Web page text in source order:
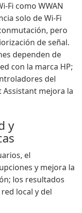
Fi como WWAN
solo de Wi-Fi
pero
de señal.
dependen de
con la marca HP;
del
mejora la
y
el
y mejora la
los resultados
local y del